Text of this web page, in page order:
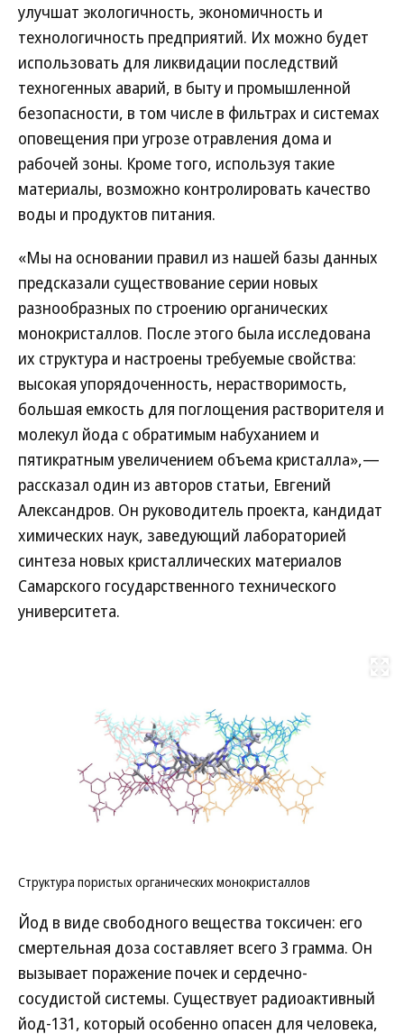
улучшат экологичность, экономичность и
технологичность предприятий. Их можно будет
использовать для ликвидации последствий
техногенных аварий, в быту и промышленной
безопасности, в том числе в фильтрах и системах
оповещения при угрозе отравления дома и
рабочей зоны. Кроме того, используя такие
материалы, возможно контролировать качество
воды и продуктов питания.
«Мы на основании правил из нашей базы данных
предсказали существование серии новых
разнообразных по строению органических
монокристаллов. После этого была исследована
их структура и настроены требуемые свойства:
высокая упорядоченность, нерастворимость,
большая емкость для поглощения растворителя и
молекул йода с обратимым набуханием и
пятикратным увеличением объема кристалла»,—
рассказал один из авторов статьи, Евгений
Александров. Он руководитель проекта, кандидат
химических наук, заведующий лабораторией
синтеза новых кристаллических материалов
Самарского государственного технического
университета.
Структура пористых органических монокристаллов
Йод в виде свободного вещества токсичен: его
смертельная доза составляет всего 3 грамма. Он
вызывает поражение почек и сердечно-
сосудистой системы. Существует радиоактивный
йод-131, который особенно опасен для человека,